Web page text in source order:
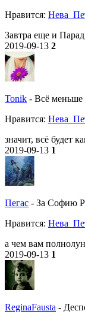
Нравитcя:
Завтра еще и
2019-09-13 2
Tonik - Всё меньше
Нравитcя:
значит, всё будет
2019-09-13 1
Пегас - За Софию
Нравитcя:
а чем вам
2019-09-13 1
ReginaFausta -